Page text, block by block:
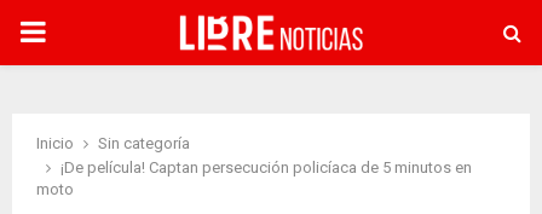
PRIMARY
Inicio
Sin categoría
¡De película! Captan persecución policíaca de 5 minutos en
moto